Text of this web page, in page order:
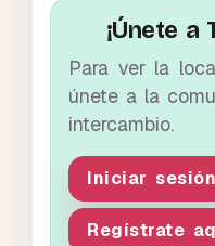
¡Únete a
Para ver la
únete a la
intercambio.
Iniciar sesión
Regístrate